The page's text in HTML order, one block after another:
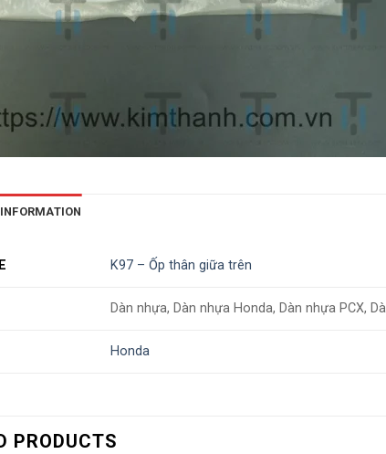
K97 – Ốp thân giữa trên
Dàn nhựa, Dàn nhựa Honda, Dàn nhựa PCX,
Honda
PRODUCTS